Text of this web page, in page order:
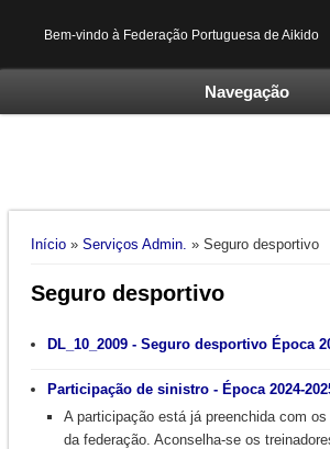
Bem-vindo à Federação Portuguesa de Aikido
Navegação
Está aqui
Início» Serviços Admin. » Seguro desportivo
Seguro desportivo
DL_10_2009 - Seguro desportivo Época
Participação de sinistro - Época 2024-
A participação está já preenchida com
da federação. Aconselha-se os